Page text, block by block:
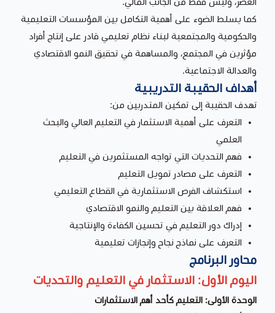
كما يسلط الضوء على أهمية التكامل بين المؤسسات التعليمية
والحكومية والمجتمعية لبناء نظام تعليمي قادر على إنتاج أفراد
مؤثرين في المجتمع، والمساهمة في تحقيق النمو الاقتصادي
والعدالة الاجتماعية.
أهداف الحقيبة التدريبية
تهدف الحقيبة إلى تمكين المتدربين من:
التعرف على أهمية الاستثمار في التعليم العالي والبحث
العلمي
فهم التحديات التي تواجه المستثمرين في التعليم
التعرف على مصادر تمويل التعليم
استكشاف الفرص الاستثمارية في القطاع التعليمي
فهم العلاقة بين التعليم والنمو الاقتصادي
إدراك دور التعليم في تحسين الكفاءة والإنتاجية
التعرف على نماذج نجاح وإنجازات تعليمية
محاور البرنامج
اليوم الأول: الاستثمار في التعليم والتحديات
الوحدة الأولى: التعليم كأحد أهم الاستثمارات